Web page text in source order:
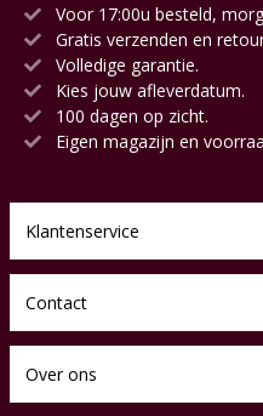
Voor 17:00u besteld,
Gratis verzenden en
Volledige garantie.
Kies jouw afleverdatum.
100 dagen op zicht.
Eigen magazijn en
Klantenservice
Contact
Over ons